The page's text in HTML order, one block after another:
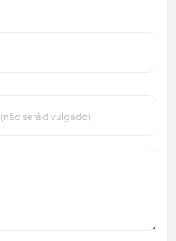
(não será divulgado)